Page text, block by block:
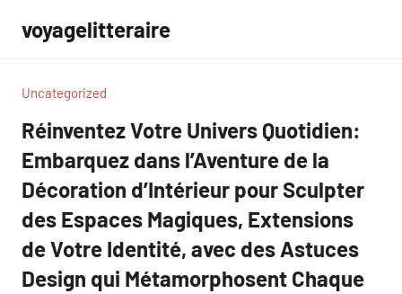
contenu
voyagelitteraire
Uncategorized
Réinventez Votre Univers Quotidien:
Embarquez dans l’Aventure de la
Décoration d’Intérieur pour Sculpter
des Espaces Magiques, Extensions
de Votre Identité, avec des Astuces
Design qui Métamorphosent Chaque